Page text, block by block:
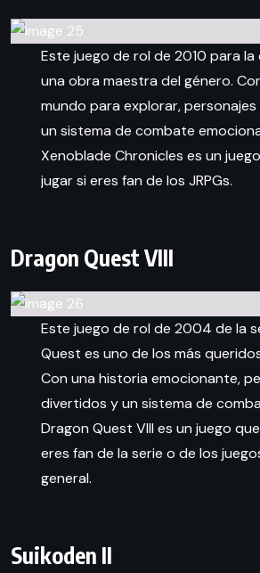
Este juego de rol de 2010 para la
una obra maestra del género.
mundo para explorar,
un sistema de combate
Xenoblade Chronicles es un
jugar si eres fan de los JRPGs.
Dragon Quest VIII
Este juego de rol de 2004 de la
Quest es uno de los más
Con una historia emocionante,
divertidos y un sistema de
Dragon Quest VIII es un juego
eres fan de la serie o de los
general.
Suikoden II